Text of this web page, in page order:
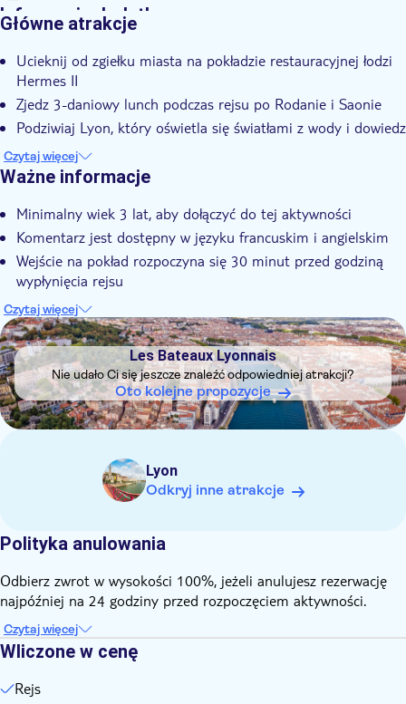
Informacje dodatkowe
Natychmiastowe potwierdzenie
Główne atrakcje
Ucieknij od zgiełku miasta na pokładzie restauracyjnej łodzi
Hermes II
Zjedz 3-daniowy lunch podczas rejsu po Rodanie i Saonie
Podziwiaj Lyon, który oświetla się światłami z wody i dowiedz
się więcej o mieście
Czytaj więcej
Ważne informacje
Minimalny wiek 3 lat, aby dołączyć do tej aktywności
Komentarz jest dostępny w języku francuskim i angielskim
Wejście na pokład rozpoczyna się 30 minut przed godziną
wypłynięcia rejsu
Napoje i sery można dodatkowo kupić na pokładzie
Czytaj więcej
DSA1Les Bateaux Lyonnais
Les Bateaux Lyonnais
Nie udało Ci się jeszcze znaleźć odpowiedniej atrakcji?
Oto kolejne propozycje
Lyon
Odkryj inne atrakcje
Polityka anulowania
Odbierz zwrot w wysokości 100%, jeżeli anulujesz rezerwację
najpóźniej na 24 godziny przed rozpoczęciem aktywności.
Czytaj więcej
Wliczone w cenę
Rejs